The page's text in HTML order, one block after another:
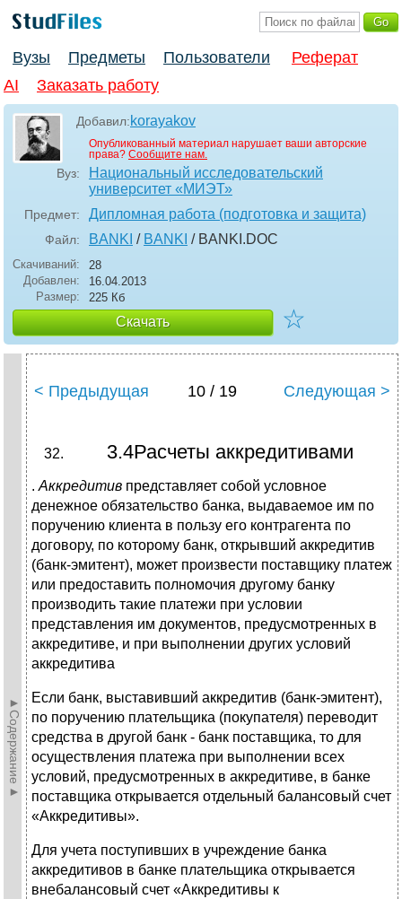
Вузы Предметы Пользователи
Реферат
AI
Заказать работу
Добавил:korayakov
Опубликованный материал нарушает ваши авторские
права? Сообщите нам.
Вуз:
Национальный исследовательский
университет «МИЭТ»
Предмет: Дипломная работа (подготовка и защита)
Файл: BANKI / BANKI / BANKI .DOC
Скачиваний:
28
Добавлен:
16.04.2013
Размер:
225 Кб
Скачать ☆
►Содержание►
< Предыдущая 10 / 19 Следующая >
3.4Расчеты аккредитивами
. Аккредитив представляет собой условное
денежное обязательство банка, выдаваемое им по
поручению клиента в пользу его контрагента по
договору, по которому банк, открывший аккредитив
(банк-эмитент), может произвести поставщику платеж
или предоставить полномочия другому банку
производить такие платежи при условии
представления им документов, предусмотренных в
аккредитиве, и при выполнении других условий
аккредитива
Если банк, выставивший аккредитив (банк-эмитент),
по поручению плательщика (покупателя) переводит
средства в другой банк - банк поставщика, то для
осуществления платежа при выполнении всех
условий, предусмотренных в аккредитиве, в банке
поставщика открывается отдельный балансовый счет
«Аккредитивы».
Для учета поступивших в учреждение банка
аккредитивов в банке плательщика открывается
внебалансовый счет «Аккредитивы к